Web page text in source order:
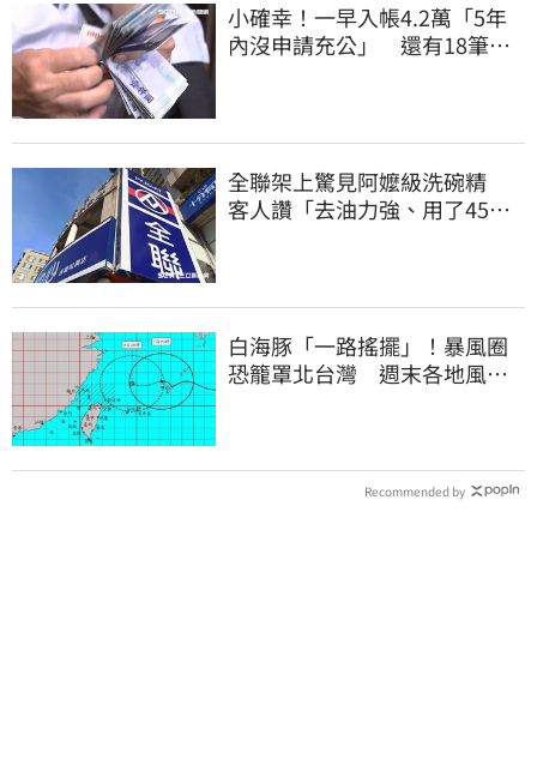
小確幸！一早入帳4.2萬「5年
內沒申請充公」 還有18筆錢
全聯架上驚見阿嬤級洗碗精
客人讚「去油力強、用了45
白海豚「一路搖擺」！暴風圈
恐籠罩北台灣 週末各地風雨
Recommended by